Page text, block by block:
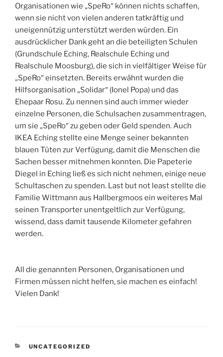
Organisationen wie „SpeRo“ können nichts schaffen,
wenn sie nicht von vielen anderen tatkräftig und
uneigennützig unterstützt werden würden. Ein
ausdrücklicher Dank geht an die beteiligten Schulen
(Grundschule Eching, Realschule Eching und
Realschule Moosburg), die sich in vielfältiger Weise für
„SpeRo“ einsetzten. Bereits erwähnt wurden die
Hilfsorganisation „Solidar“ (Ionel Popa) und das
Ehepaar Rosu. Zu nennen sind auch immer wieder
einzelne Personen, die Schulsachen zusammentragen,
um sie „SpeRo“ zu geben oder Geld spenden. Auch
IKEA Eching stellte eine Menge seiner bekannten
blauen Tüten zur Verfügung, damit die Menschen die
Sachen besser mitnehmen konnten. Die Papeterie
Diegel in Eching ließ es sich nicht nehmen, einige neue
Schultaschen zu spenden. Last but not least stellte die
Familie Wittmann aus Hallbergmoos ein weiteres Mal
seinen Transporter unentgeltlich zur Verfügung,
wissend, dass damit tausende Kilometer gefahren
werden.
All die genannten Personen, Organisationen und
Firmen müssen nicht helfen, sie machen es einfach!
Vielen Dank!
KATEGORIEN
UNCATEGORIZED